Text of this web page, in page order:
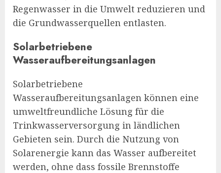
Regenwasser in die Umwelt reduzieren und
die Grundwasserquellen entlasten.
Solarbetriebene
Wasseraufbereitungsanlagen
Solarbetriebene
Wasseraufbereitungsanlagen können eine
umweltfreundliche Lösung für die
Trinkwasserversorgung in ländlichen
Gebieten sein. Durch die Nutzung von
Solarenergie kann das Wasser aufbereitet
werden, ohne dass fossile Brennstoffe